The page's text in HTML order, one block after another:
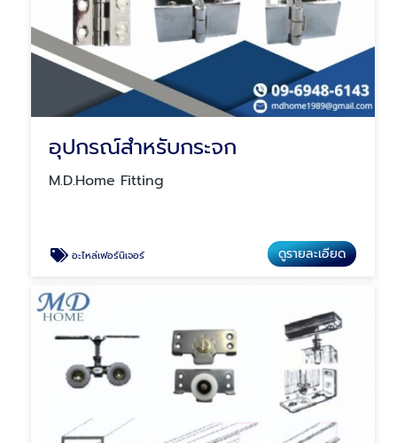
อุปกรณ์สำหรับกระจก
M.D.Home Fitting
อะไหล่เฟอร์นิเจอร์ ดูรายละเอียด